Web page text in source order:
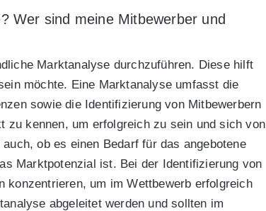
Wer sind meine Mitbewerber und
Marktanalyse durchzuführen. Diese hilft
möchte. Eine Marktanalyse umfasst die
sowie die Identifizierung von Mitbewerbern
zu kennen, um erfolgreich zu sein und sich von
ob es einen Bedarf für das angebotene
Marktpotenzial ist. Bei der Identifizierung von
konzentrieren, um im Wettbewerb erfolgreich
abgeleitet werden und sollten im